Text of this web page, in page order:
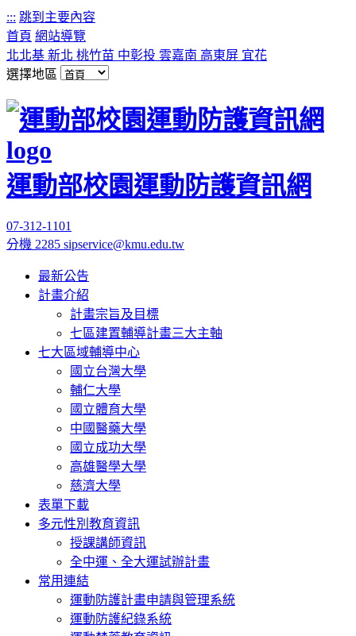
::: 跳到主要內容
首頁 網站導覽
北北基 新北 桃竹苗 中彰投 雲嘉南 高東屏 宜花
選擇地區
運動部校園運動防護資訊網
07-312-1101
分機 2285 sipservice@kmu.edu.tw
最新公告
計畫介紹
計畫宗旨及目標
七區建置輔導計畫三大主軸
七大區域輔導中心
國立台灣大學
輔仁大學
國立體育大學
中國醫藥大學
國立成功大學
高雄醫學大學
慈濟大學
表單下載
多元性別教育資訊
授課講師資訊
全中運、全大運試辦計畫
常用連結
運動防護計畫申請與管理系統
運動防護紀錄系統